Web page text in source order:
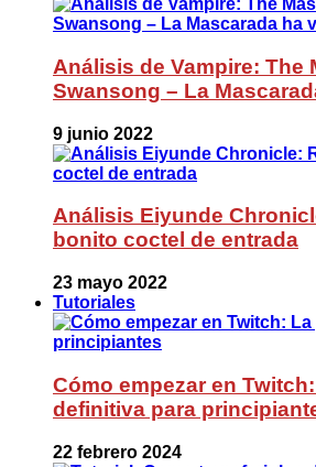
Análisis de Vampire: The
Swansong – La
9 junio 2022
Análisis Eiyunde
bonito coctel de entrada
23 mayo 2022
Tutoriales
Cómo empezar en
definitiva para
22 febrero 2024